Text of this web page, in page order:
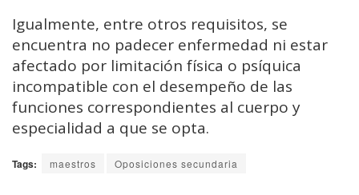
Igualmente, entre otros requisitos, se
encuentra no padecer enfermedad ni estar
afectado por limitación física o psíquica
incompatible con el desempeño de las
funciones correspondientes al cuerpo y
especialidad a que se opta.
Tags: maestros Oposiciones secundaria